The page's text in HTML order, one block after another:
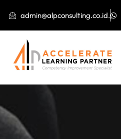
admin@alpconsulting.co.id.